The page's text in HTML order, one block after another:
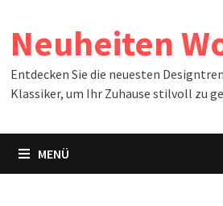
Inhalt
springen
Neuheiten
Entdecken Sie die neuesten
Klassiker, um Ihr Zuhause stilvoll zu
MENÜ